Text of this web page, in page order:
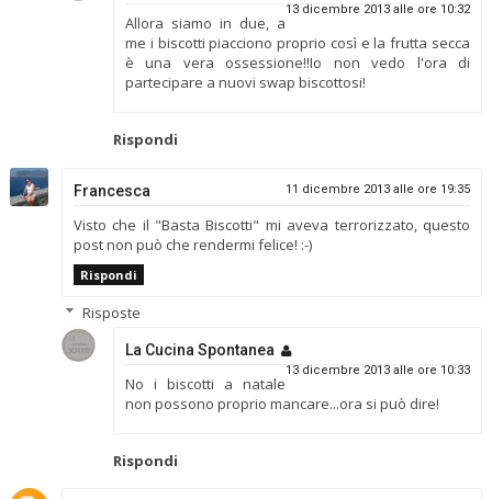
13 dicembre 2013 alle ore 10:32
Allora siamo in due, a
me i biscotti piacciono proprio così e la frutta secca
è una vera ossessione!!Io non vedo l'ora di
partecipare a nuovi swap biscottosi!
Rispondi
Francesca 11 dicembre 2013 alle ore 19:35
Visto che il "Basta Biscotti" mi aveva terrorizzato, questo
post non può che rendermi felice! :-)
Rispondi
Risposte
La Cucina Spontanea
13 dicembre 2013 alle ore 10:33
No i biscotti a natale
non possono proprio mancare...ora si può dire!
Rispondi